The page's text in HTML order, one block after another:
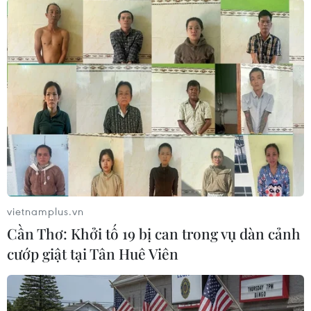
thành công nhờ có sự phối hợp nhanh, cấp cứu
kịp thời nhiều chuyên khoa.
Đại diện gia đình bệnh nhân cho biết, gia đình
có hoàn cảnh kinh tế rất khó khăn. Trước hoàn
cảnh khó khăn của bệnh nhân, sau phẫu thuật
thành công, các bác sỹ, Phòng Công tác xã hội
của Bệnh viện Đa khoa Trung ương Cần Thơ đã
kêu gọi các tổ chức, nhà hảo tâm tìm nguồn
kinh phí hỗ trợ bệnh nhân./.
vietnamplus.vn
Cần Thơ: Khởi tố 19 bị can trong vụ dàn cảnh
cướp giật tại Tân Huê Viên